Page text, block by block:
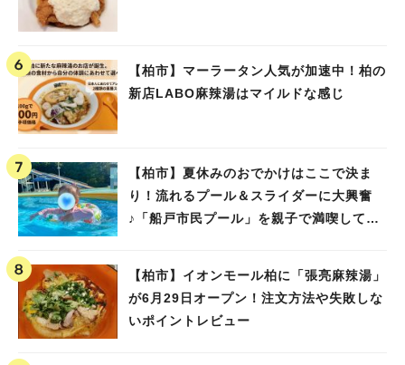
【柏市】マーラータン人気が加速中！柏の
新店LABO麻辣湯はマイルドな感じ
【柏市】夏休みのおでかけはここで決ま
り！流れるプール＆スライダーに大興奮
♪「船戸市民プール」を親子で満喫してき
【柏市】イオンモール柏に「張亮麻辣湯」
が6月29日オープン！注文方法や失敗しな
いポイントレビュー